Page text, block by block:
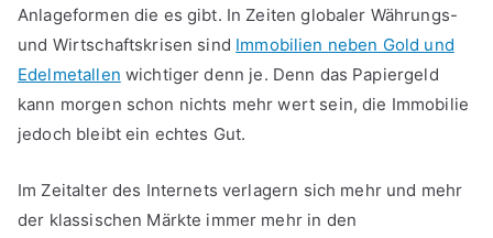
Anlageformen die es gibt. In Zeiten globaler Währungs-
und Wirtschaftskrisen sind Immobilien neben Gold und
Edelmetallen wichtiger denn je. Denn das Papiergeld
kann morgen schon nichts mehr wert sein, die Immobilie
jedoch bleibt ein echtes Gut.
Im Zeitalter des Internets verlagern sich mehr und mehr
der klassischen Märkte immer mehr in den